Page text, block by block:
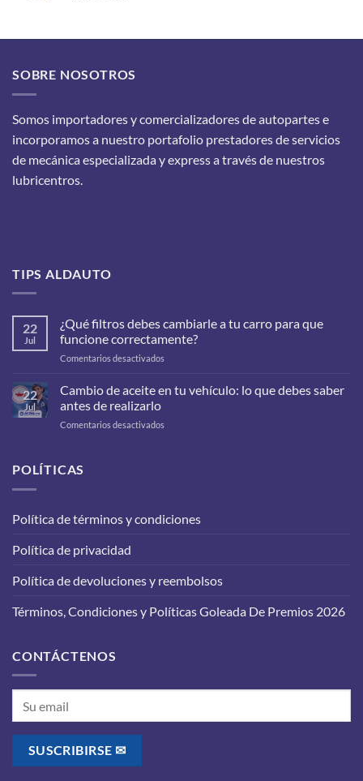
SOBRE NOSOTROS
Somos importadores y comercializadores de autopartes e
incorporamos a nuestro portafolio prestadores de servicios
de mecánica especializada y express a través de nuestros
lubricentros.
TIPS ALDAUTO
22
Jul
¿Qué filtros debes cambiarle a tu carro para que
funcione correctamente?
Comentarios desactivados
filtros
debes
a
22
Jul
Cambio de aceite en tu vehículo: lo que debes saber
antes de realizarlo
Comentarios desactivados
lo
de
POLÍTICAS
Política de términos y condiciones
Política de privacidad
Política de devoluciones y reembolsos
Términos, Condiciones y Políticas Goleada De Premios 2026
CONTÁCTENOS